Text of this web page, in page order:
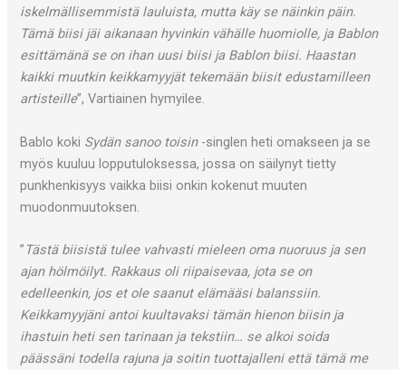
iskelmällisemmistä lauluista, mutta käy se näinkin päin.
Tämä biisi jäi aikanaan hyvinkin vähälle huomiolle, ja Bablon
esittämänä se on ihan uusi biisi ja Bablon biisi. Haastan
kaikki muutkin keikkamyyjät tekemään biisit edustamilleen
artisteille”, Vartiainen hymyilee.
Bablo koki Sydän sanoo toisin-singlen heti omakseen ja se
myös kuuluu lopputuloksessa, jossa on säilynyt tietty
punkhenkisyys vaikka biisi onkin kokenut muuten
muodonmuutoksen.
” Tästä biisistä tulee vahvasti mieleen oma nuoruus ja sen
ajan hölmöilyt. Rakkaus oli riipaisevaa, jota se on
edelleenkin, jos et ole saanut elämääsi balanssiin.
Keikkamyyjäni antoi kuultavaksi tämän hienon biisin ja
ihastuin heti sen tarinaan ja tekstiin… se alkoi soida
päässäni todella rajuna ja soitin tuottajalleni että tämä me